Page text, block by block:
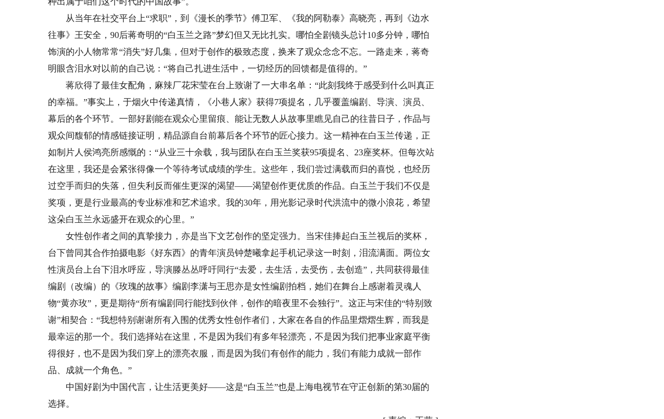
从当年在社交平台上“求职”，到《漫长的季节》傅卫军、《我的阿勒泰》高晓亮，再到《边水
往事》王安全，90后蒋奇明的“白玉兰之路”梦幻但又无比扎实。哪怕全剧镜头总计10多分钟，哪怕
饰演的小人物常常“消失”好几集，但对于创作的极致态度，换来了观众念念不忘。一路走来，蒋奇
明眼含泪水对以前的自己说：“将自己扎进生活中，一切经历的回馈都是值得的。”
蒋欣得了最佳女配角，麻辣厂花宋莹在台上致谢了一大串名单：“此刻我终于感受到什么叫真正
的幸福。”事实上，于烟火中传递真情，《小巷人家》获得7项提名，几乎覆盖编剧、导演、演员、
幕后的各个环节。一部好剧能在观众心里留痕、能让无数人从故事里瞧见自己的往昔日子，作品与
观众间馥郁的情感链接证明，精品源自台前幕后各个环节的匠心接力。这一精神在白玉兰传递，正
如制片人侯鸿亮所感慨的：“从业三十余载，我与团队在白玉兰奖获95项提名、23座奖杯。但每次站
在这里，我还是会紧张得像一个等待考试成绩的学生。这些年，我们尝过满载而归的喜悦，也经历
过空手而归的失落，但失利反而催生更深的渴望——渴望创作更优质的作品。白玉兰于我们不仅是
奖项，更是行业最高的专业标准和艺术追求。我的30年，用光影记录时代洪流中的微小浪花，希望
这朵白玉兰永远盛开在观众的心里。”
女性创作者之间的真挚接力，亦是当下文艺创作的坚定强力。当宋佳捧起白玉兰视后的奖杯，
台下曾同其合作拍摄电影《好东西》的青年演员钟楚曦拿起手机记录这一时刻，泪流满面。两位女
性演员台上台下泪水呼应，导演滕丛丛呼吁同行“去爱，去生活，去受伤，去创造”，共同获得最佳
编剧（改编）的《玫瑰的故事》编剧李潇与王思亦是女性编剧拍档，她们在舞台上感谢着灵魂人
物“黄亦玫”，更是期待“所有编剧同行能找到伙伴，创作的暗夜里不会独行”。这正与宋佳的“特别致
谢”相契合：“我想特别谢谢所有入围的优秀女性创作者们，大家在各自的作品里熠熠生辉，而我是
最幸运的那一个。我们选择站在这里，不是因为我们有多年轻漂亮，不是因为我们把事业家庭平衡
得很好，也不是因为我们穿上的漂亮衣服，而是因为我们有创作的能力，我们有能力成就一部作
品、成就一个角色。”
中国好剧为中国代言，让生活更美好——这是“白玉兰”也是上海电视节在守正创新的第30届的
选择。